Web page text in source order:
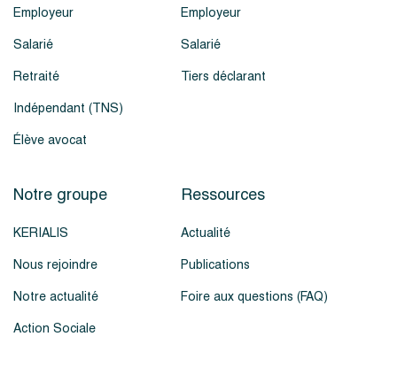
Employeur
Salarié
Retraité
Indépendant (TNS)
Élève avocat
Employeur
Salarié
Tiers déclarant
Notre groupe
KERIALIS
Nous rejoindre
Notre actualité
Action Sociale
Ressources
Actualité
Publications
Foire aux questions (FAQ)